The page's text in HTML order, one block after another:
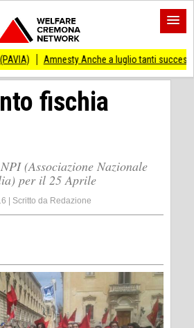
Amnesty Anche a luglio tanti successi ed
fischia
(Associazione Nazionale
per il 25 Aprile
Scritto da Redazione